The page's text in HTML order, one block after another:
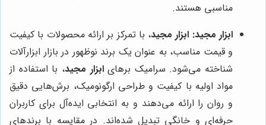
مناسبی هستند.
ابزار مجید: ابزار مجید، با تمرکز بر ارائه محصولات با کیفیت
و قیمت مناسب، به عنوان یک برند نوظهور در بازار ابزارآلات
شناخته می‌شود. سرامیک برهایابزار مجید، با استفاده از
مواد اولیه با کیفیت و طراحی ارگونومیک، برش‌هایی دقیق
و روان را ارائه می‌دهند و به انتخابی ایده‌آل برای کاربران
حرفه‌ای و خانگی تبدیل شده‌اند. در مقایسه با برندهای